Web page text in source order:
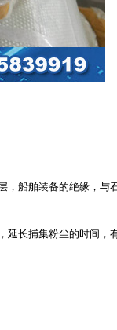
船舶装备的绝缘，与石
长捕集粉尘的时间，